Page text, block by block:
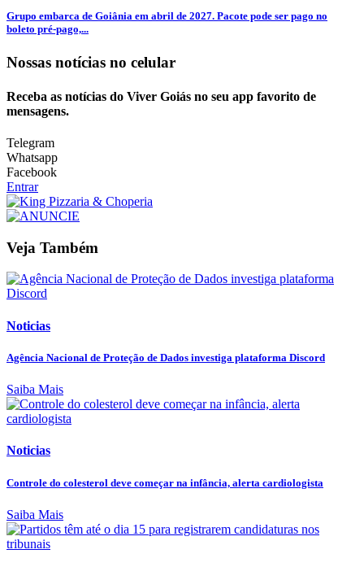
Grupo embarca de Goiânia em abril de 2027. Pacote pode ser pago no
boleto pré-pago,...
Nossas notícias no celular
Receba as notícias do Viver Goiás no seu app favorito de
mensagens.
Telegram
Whatsapp
Facebook
Entrar
Veja Também
Noticias
Agência Nacional de Proteção de Dados investiga plataforma Discord
Saiba Mais
Noticias
Controle do colesterol deve começar na infância, alerta cardiologista
Saiba Mais